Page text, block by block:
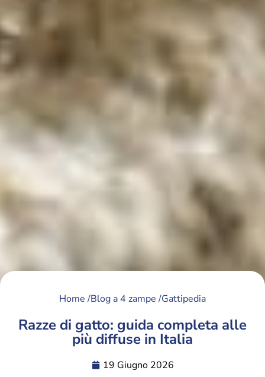
Home /Blog a 4 zampe /Gattipedia
Razze di gatto: guida completa alle
più diffuse in Italia
19 Giugno 2026